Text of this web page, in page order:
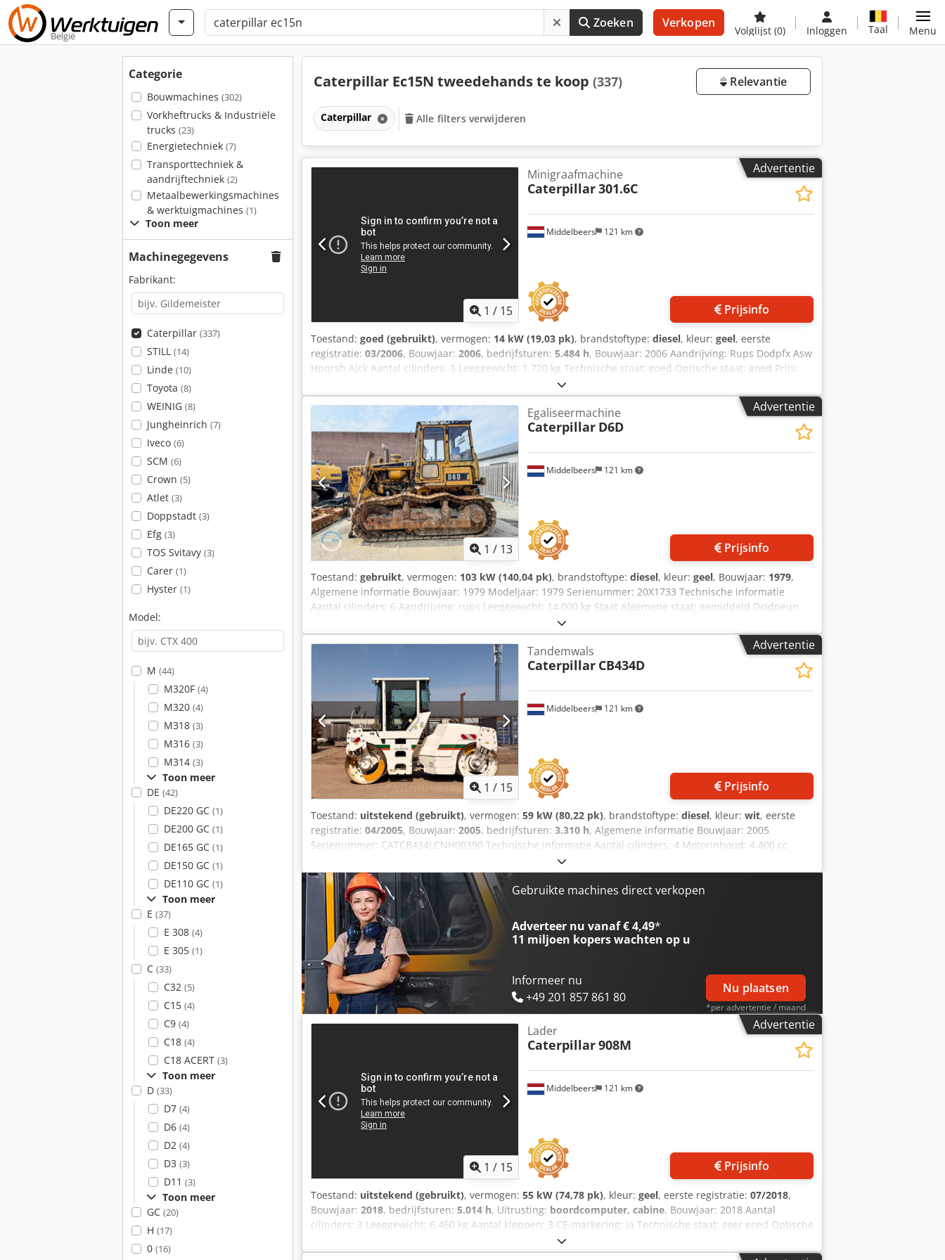
België
Zoeken Verkopen
Volglijst (0) Inloggen Taal Menu
Categorie
Bouwmachines (302)
Vorkheftrucks & Industriële
trucks (23)
Energietechniek (7)
Transporttechniek &
aandrijftechniek (2)
Metaalbewerkingsmachines
& werktuigmachines (1)
Toon meer
Machinegegevens
Fabrikant:
Caterpillar (337)
STILL (14)
Linde (10)
Toyota (8)
WEINIG (8)
Jungheinrich (7)
Iveco (6)
SCM (6)
Crown (5)
Atlet (3)
Doppstadt (3)
Efg (3)
TOS Svitavy (3)
Carer (1)
Hyster (1)
Model:
M (44)
M320F (4)
M320 (4)
M318 (3)
M316 (3)
M314 (3)
Toon meer
DE (42)
DE220 GC (1)
DE200 GC (1)
DE165 GC (1)
DE150 GC (1)
DE110 GC (1)
Toon meer
E (37)
E 308 (4)
E 305 (1)
C (33)
C32 (5)
C15 (4)
C9 (4)
C18 (4)
C18 ACERT (3)
Toon meer
D (33)
D7 (4)
D6 (4)
D2 (4)
D3 (3)
D11 (3)
Toon meer
GC (20)
H (17)
0 (16)
Caterpillar Ec15N tweedehands te koop (337) Relevantie
Caterpillar Alle filters verwijderen
Advertentie
1 / 15
Middelbeers 121 km
Minigraafmachine
Caterpillar301.6C
Prijsinfo
Toestand: goed (gebruikt), vermogen: 14 kW (19,03 pk), brandstoftype: diesel, kleur: geel, eerste
registratie: 03/2006, Bouwjaar: 2006, bedrijfsturen: 5.484 h, Bouwjaar: 2006 Aandrijving: Rups Dodpfx Asw
Hpqrsh Ajck Aantal cilinders: 3 Leeggewicht: 1.720 kg Technische staat: goed Optische staat: goed Prijs:
Op aanvraag Serienummer: JBB00645 Neem contact op met Ernst van Hek voor meer informatie.
Advertentie
1 / 13
Middelbeers 121 km
Egaliseermachine
Caterpillar D6D
Prijsinfo
Toestand: gebruikt, vermogen: 103 kW (140,04 pk), brandstoftype: diesel, kleur: geel, Bouwjaar: 1979,
Algemene informatie Bouwjaar: 1979 Modeljaar: 1979 Serienummer: 20X1733 Technische informatie
Aantal cilinders: 6 Aandrijving: rups Leeggewicht: 14.000 kg Staat Algemene staat: gemiddeld Dcjdpeun
Rlqsfx Ah Ajk Technische staat: goed Optische staat: slecht Financiële informatie Prijs: op aanvraag Meer
informatie Neem contact op met Ernst van Hek voor meer informatie.
Advertentie
1 / 15
Middelbeers 121 km
Tandemwals
Caterpillar CB434D
Prijsinfo
Toestand: uitstekend (gebruikt), vermogen: 59 kW (80,22 pk), brandstoftype: diesel, kleur: wit, eerste
registratie: 04/2005, Bouwjaar: 2005, bedrijfsturen: 3.310 h, Algemene informatie Bouwjaar: 2005
Serienummer: CATCB434LCNH00390 Technische informatie Aantal cilinders: 4 Motorinhoud: 4.400 cc
Aandrijving: Wiel Leeggewicht: 7.500 kg Functioneel Werkbreedte: 150 cm Staat Technische staat: zeer
goed Optische staat: zeer goed Schade: geen Dodpfx Asyzz E Rsh Asck Financiële informatie Prijs: Op
aanvraag Overige informatie Neem contact op met Ernst van Hek voor meer informatie.
Gebruikte machines direct verkopen
Adverteer nu vanaf € 4,49*
11 miljoen koperswachten op u
Informeer nu
+49 201 857 861 80
Nu plaatsen
*per advertentie / maand
Advertentie
1 / 15
Middelbeers 121 km
Lader
Caterpillar908M
Prijsinfo
Toestand: uitstekend (gebruikt), vermogen: 55 kW (74,78 pk), kleur: geel, eerste registratie: 07/2018,
Bouwjaar: 2018, bedrijfsturen: 5.014 h, Uitrusting: boordcomputer, cabine, Bouwjaar: 2018 Aantal
cilinders: 3 Leeggewicht: 6.460 kg Aantal kleppen: 3 CE-markering: ja Technische staat: zeer goed Optische
staat: zeer goed Prijs: op aanvraag Serienummer: CAT0908MAH8803391 = Verdere opties en toebehoren =
Dcjdoy A Tn Hjpfx Ah Ask - 3e ventiel - Gesloten cabine - Centrale smering